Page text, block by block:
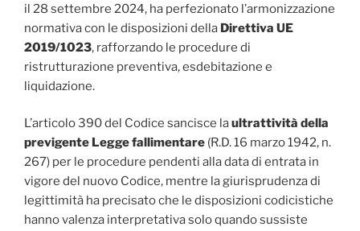
il 28 settembre 2024, ha perfezionato l’armonizzazione
normativa con le disposizioni della Direttiva UE
2019/1023, rafforzando le procedure di
ristrutturazione preventiva, esdebitazione e
liquidazione.
L’articolo 390 del Codice sancisce laultrattività della
previgente Legge fallimentare (R.D. 16 marzo 1942, n.
267) per le procedure pendenti alla data di entrata in
vigore del nuovo Codice, mentre la giurisprudenza di
legittimità ha precisato che le disposizioni codicistiche
hanno valenza interpretativa solo quando sussiste